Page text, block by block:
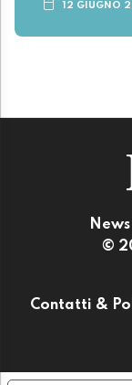
12 GIUGNO
©
Contatti &